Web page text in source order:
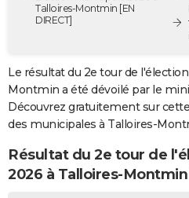
Destinations
City break
Voyage nature
Voyage de noces
Forum
PHOTO
BONS PLANS
CARTE DE VOEUX
DICTIONNAIRE
Dictionnaire
Biographies
Citations
Expressions
Proverbes
PROGRAMME TV
Talloires-Montmin [EN
DIRECT]
Le résultat du 2e tour de
Montmin a été dévoilé par le
Découvrez gratuitement sur
des municipales à Talloires-
Résultat du 2e tour de
2026 à Talloires-